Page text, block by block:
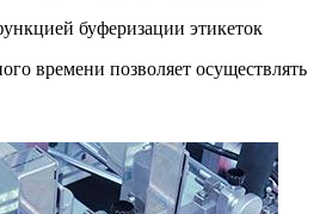
буферизации этикеток
времени позволяет осуществлять